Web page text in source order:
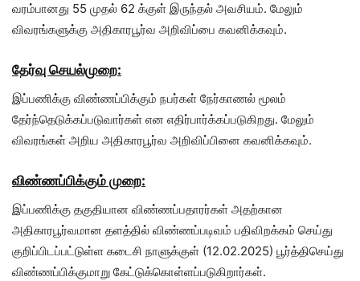
வரம்பானது 55 முதல் 62 க்குள் இருந்தல் அவசியம். மேலும்
விவரங்களுக்கு அதிகாரபூர்வ அறிவிப்பை கவனிக்கவும்.
தேர்வு செயல்முறை:
இப்பணிக்கு விண்ணப்பிக்கும் நபர்கள் நேர்காணல் மூலம்
தேர்ந்தெடுக்கப்படுவார்கள் என எதிர்பார்க்கப்படுகிறது. மேலும்
விவரங்கள் அறிய அதிகாரபூர்வ அறிவிப்பினை கவனிக்கவும்.
விண்ணப்பிக்கும் முறை:
இப்பணிக்கு தகுதியான விண்ணப்பதாரர்கள் அதற்கான
அதிகாரபூர்வமான தளத்தில் விண்ணப்படிவம் பதிவிறக்கம் செய்து
குறிப்பிடப்பட்டுள்ள கடைசி நாளுக்குள் (12.02.2025) பூர்த்திசெய்து
விண்ணப்பிக்குமாறு கேட்டுக்கொள்ளப்படுகிறார்கள்.